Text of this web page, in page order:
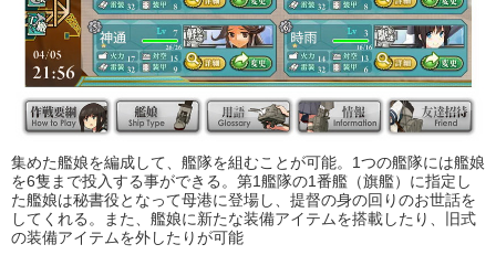
集めた艦娘を編成して、艦隊を組むことが可能。1つの艦隊には艦娘
を6隻まで投入する事ができる。第1艦隊の1番艦（旗艦）に指定し
た艦娘は秘書役となって母港に登場し、提督の身の回りのお世話を
してくれる。また、艦娘に新たな装備アイテムを搭載したり、旧式
の装備アイテムを外したりが可能